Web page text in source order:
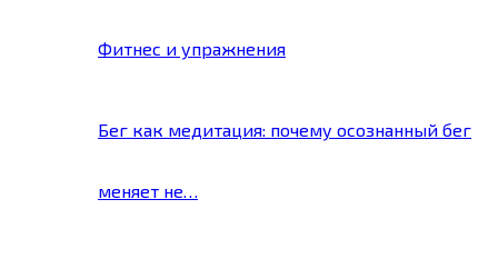
Фитнес и упражнения
Бег как медитация: почему осознанный бег
меняет не…